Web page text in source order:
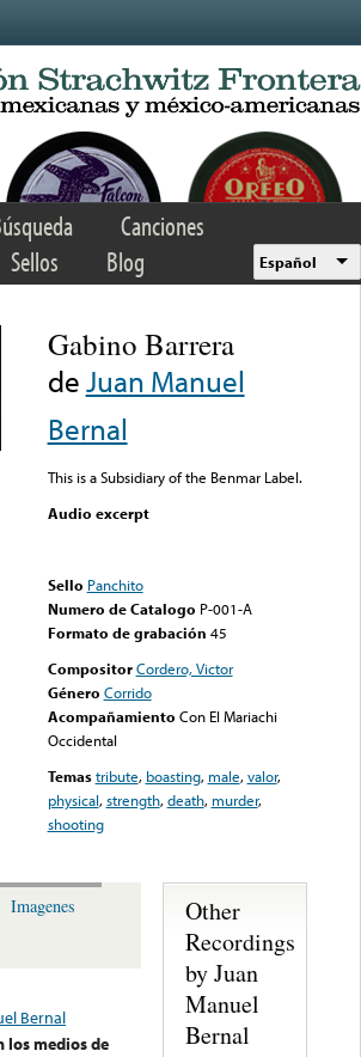
Canciones
Sellos Blog Español
Gabino Barrera
deJuan Manuel
Bernal
This is a Subsidiary of the Benmar Label.
Audio excerpt
Sello Panchito
Numero de Catalogo P-001-A
Formato de grabación 45
Compositor Cordero, Victor
Género Corrido
Acompañamiento Con El Mariachi
Occidental
Temas tribute, boasting, male,valor,
physical,strength,death, murder,
shooting
Imagenes
Bernal
los medios de
Other
Recordings
by Juan
Manuel
Bernal